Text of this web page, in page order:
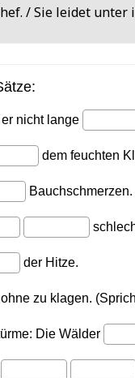
/ Sie leidet unter